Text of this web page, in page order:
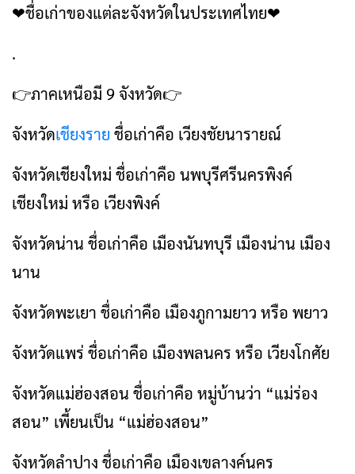
❤ชื่อเก่าของแต่ละจังหวัดในประเทศไทย❤
.
👉ภาคเหนือมี 9 จังหวัด👉
จังหวัดเชียงราย ชื่อเก่าคือ เวียงชัยนารายณ์
จังหวัดเชียงใหม่ ชื่อเก่าคือ นพบุรีศรีนครพิงค์
เชียงใหม่ หรือ เวียงพิงค์
จังหวัดน่าน ชื่อเก่าคือ เมืองนันทบุรี เมืองน่าน เมือง
นาน
จังหวัดพะเยา ชื่อเก่าคือ เมืองภูกามยาว หรือ พยาว
จังหวัดแพร่ ชื่อเก่าคือ เมืองพลนคร หรือ เวียงโกศัย
จังหวัดแม่ฮ่องสอน ชื่อเก่าคือ หมู่บ้านว่า “แม่ร่อง
สอน” เพี้ยนเป็น “แม่ฮ่องสอน”
จังหวัดลำปาง ชื่อเก่าคือ เมืองเขลางค์นคร